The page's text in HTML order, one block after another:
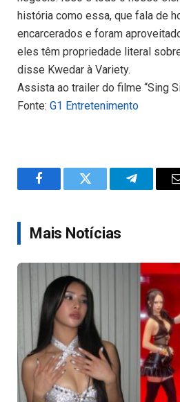
história como essa, que fala de
encarcerados e foram
eles têm propriedade literal
disse Kwedar à Variety.
Assista ao trailer do filme “Sing
Fonte: G1 Entretenimento
FacebookTwitter Telegram
Mais Notícias